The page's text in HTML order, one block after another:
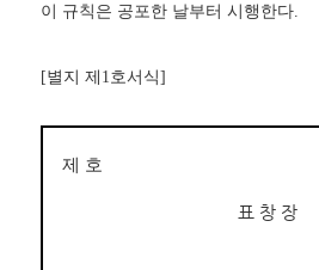
이 규칙은 공포한 날부터 시행한다.
[별지 제 1호서식]
제 호
표 창 장